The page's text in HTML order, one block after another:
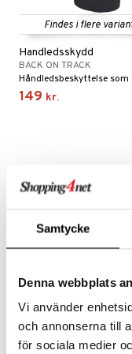
Samtycke
Denna webbplats
Vi använder
och annonserna till
för sociala medier
Findes i flere
Handledsskydd
BACK ON TRACK
149 kr.
protein
Sportsflasker
& Muskelsmerter